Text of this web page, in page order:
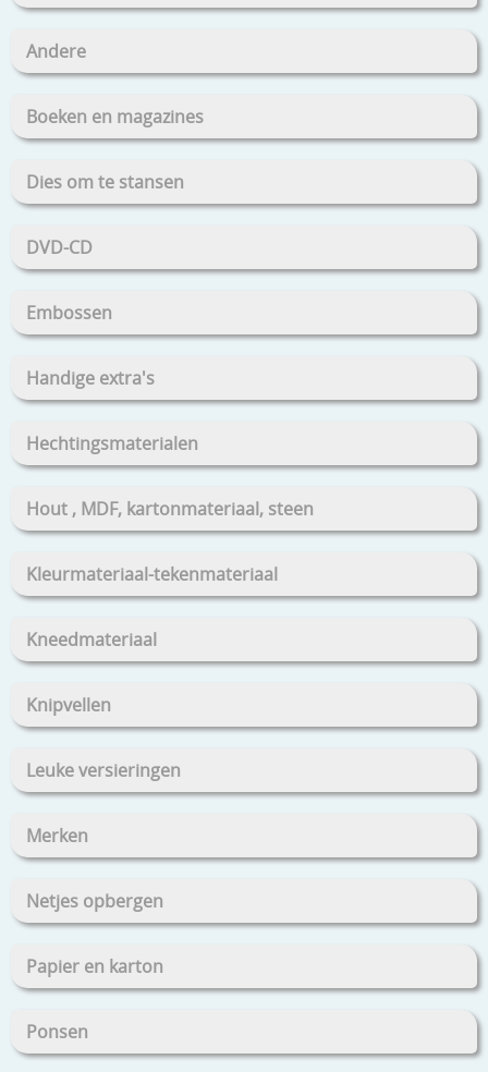
Andere
Boeken en magazines
Dies om te stansen
DVD-CD
Embossen
Handige extra's
Hechtingsmaterialen
Hout , MDF, kartonmateriaal, steen
Kleurmateriaal-tekenmateriaal
Kneedmateriaal
Knipvellen
Leuke versieringen
Merken
Netjes opbergen
Papier en karton
Ponsen